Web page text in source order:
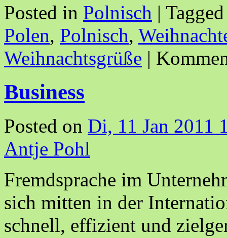
Posted in Polnisch | Tagged
Polen, Polnisch,
Weihnachtsgrüße |
Business
Posted on Di, 11 Jan 2011
Antje Pohl
Fremdsprache im
sich mitten in der
schnell, effizient und